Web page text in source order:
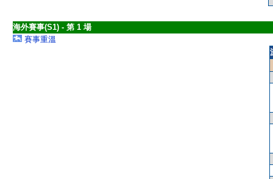
海外賽事(S1) - 第 1 場
賽事重溫